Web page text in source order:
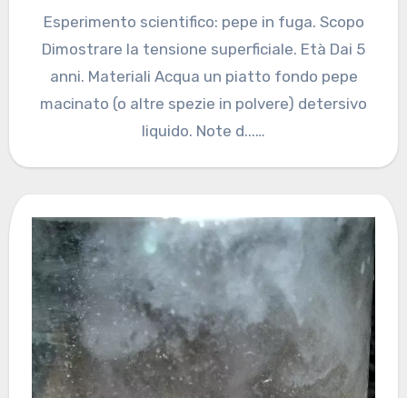
Esperimento scientifico: pepe in fuga. Scopo
Dimostrare la tensione superficiale. Età Dai 5
anni. Materiali Acqua un piatto fondo pepe
macinato (o altre spezie in polvere) detersivo
liquido. Note d...…